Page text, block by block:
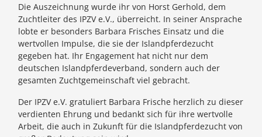
Die Auszeichnung wurde ihr von Horst Gerhold, dem
Zuchtleiter des IPZV e.V., überreicht. In seiner Ansprache
lobte er besonders Barbara Frisches Einsatz und die
wertvollen Impulse, die sie der Islandpferdezucht
gegeben hat. Ihr Engagement hat nicht nur dem
deutschen Islandpferdeverband, sondern auch der
gesamten Zuchtgemeinschaft viel gebracht.
Der IPZV e.V. gratuliert Barbara Frische herzlich zu dieser
verdienten Ehrung und bedankt sich für ihre wertvolle
Arbeit, die auch in Zukunft für die Islandpferdezucht von